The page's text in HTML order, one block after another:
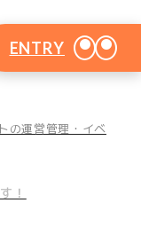
の運営管理・イベ
！
ENTRY